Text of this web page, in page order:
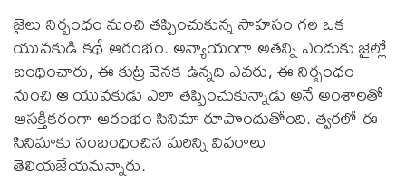
జైలు నిర్బంధం నుంచి తప్పించుకున్న సాహసం గల ఒక
యువకుడి కథే ఆరంభం. అన్యాయంగా అతన్ని ఎందుకు జైల్లో
బంధించారు, ఈ కుట్ర వెనక ఉన్నది ఎవరు, ఈ నిర్బంధం
నుంచి ఆ యువకుడు ఎలా తప్పించుకున్నాడు అనే అంశాలతో
ఆసక్తికరంగా ఆరంభం సినిమా రూపొందుతోంది. త్వరలో ఈ
సినిమాకు సంబంధించిన మరిన్ని వివరాలు
తెలియజేయనున్నారు.